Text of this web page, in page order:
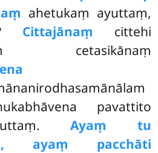
ahetukaṃ ayuttaṃ,
Cittajānaṃ cittehi
cetasikānaṃ
pavattito
Ayaṃ tu
ayaṃ pacchāti